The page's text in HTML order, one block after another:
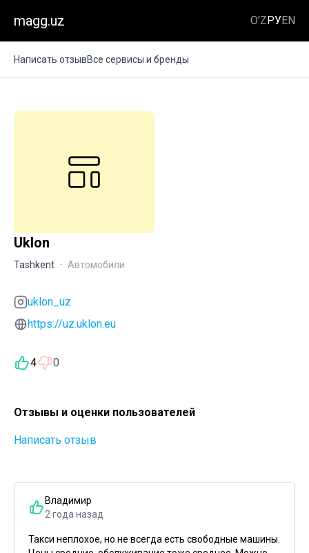
magg.uz O'ZРУEN
Написать отзывВсе сервисы и бренды
Uklon
Tashkent · Автомобили
uklon_uz
https://uz.uklon.eu
4 0
Отзывы и оценки пользователей
Написать отзыв
Владимир
2 года назад
Такси неплохое, но не всегда есть свободные машины.